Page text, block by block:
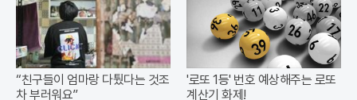
“친구들이 엄마랑 다퉜다는 것조
차 부러워요”
'로또 1등' 번호 예상해주는 로또
계산기 화제!